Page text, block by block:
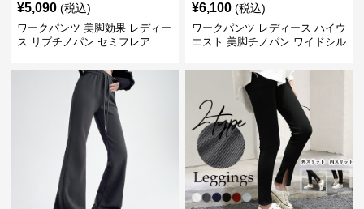
¥5,090 (税込)
ワークパンツ 美脚効果 レディー
ス リブチノパン セミフレア
¥6,100 (税込)
ワークパンツ レディース ハイウ
エスト 美脚チノパン ワイドシル